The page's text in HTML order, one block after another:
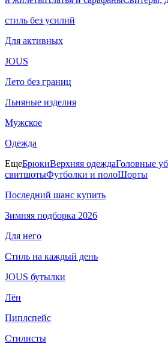
стиль без усилий
Для активных
JOUS
Лето без границ
Льняные изделия
Мужское
Одежда
ЕщеБрюкиВерхняя одеждаГоловные
свитшотыФутболки и полоШорты
Последний шанс купить
Зимняя подборка 2026
Для него
Стиль на каждый день
JOUS бутылки
Лён
Пиплспейс
Стилисты